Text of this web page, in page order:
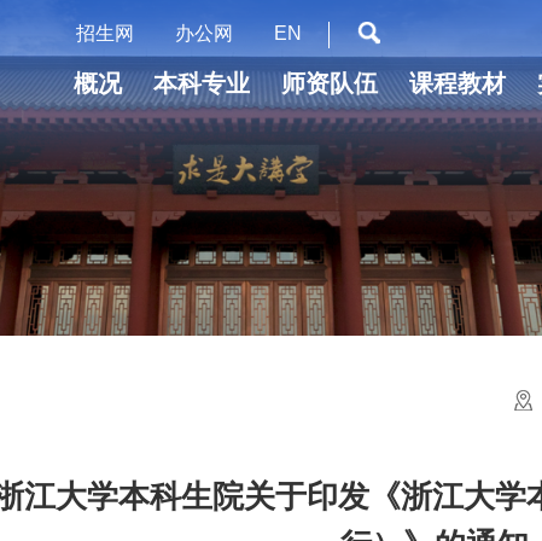
招生网 办公网 EN
概况 本科专业 师资队伍 课程教材
江大学本科生院关于印发《浙江大